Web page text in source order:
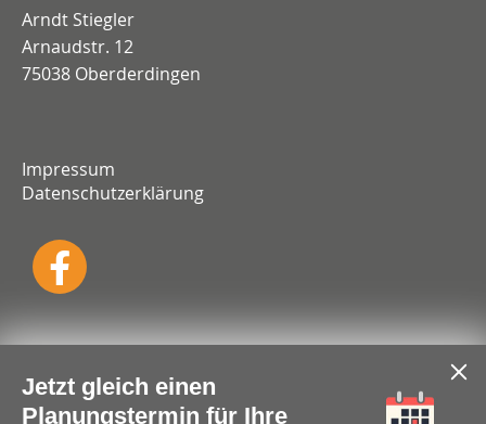
Arndt Stiegler
Arnaudstr. 12
75038 Oberderdingen
Impressum
Datenschutzerklärung
Jetzt gleich einen
Planungstermin für Ihre